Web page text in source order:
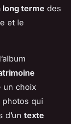
terme des
et le
un choix
photos qui
d’un texte